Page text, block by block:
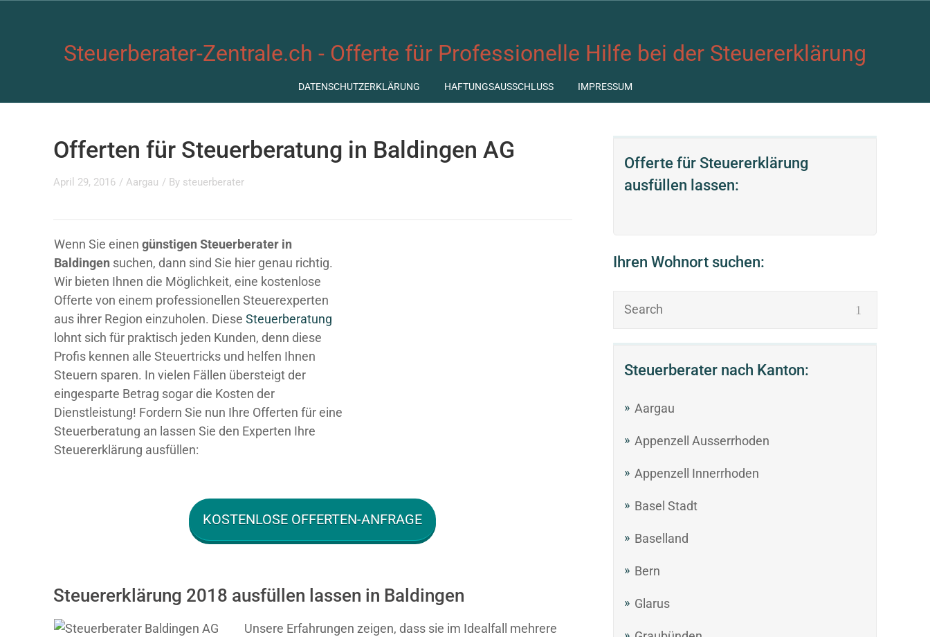
Steuerberater-Zentrale.ch - Offerte für Professionelle Hilfe bei der Steuererklärung
DATENSCHUTZERKLÄRUNG HAFTUNGSAUSSCHLUSS IMPRESSUM
Offerte für Steuererklärung
ausfüllen lassen:
Ihren Wohnort suchen:
Steuerberater nach Kanton:
Aargau
Appenzell Ausserrhoden
Appenzell Innerrhoden
Basel Stadt
Baselland
Bern
Glarus
Offerten für Steuerberatung in Baldingen AG
April 29, 2016 / Aargau / By steuerberater
Wenn Sie einen günstigen Steuerberater in
Baldingen suchen, dann sind Sie hier genau richtig.
Wir bieten Ihnen die Möglichkeit, eine kostenlose
Offerte von einem professionellen Steuerexperten
aus ihrer Region einzuholen. Diese Steuerberatung
lohnt sich für praktisch jeden Kunden, denn diese
Profis kennen alle Steuertricks und helfen Ihnen
Steuern sparen. In vielen Fällen übersteigt der
eingesparte Betrag sogar die Kosten der
Dienstleistung! Fordern Sie nun Ihre Offerten für eine
Steuerberatung an lassen Sie den Experten Ihre
Steuererklärung ausfüllen:
KOSTENLOSE OFFERTEN-ANFRAGE
Steuererklärung 2018 ausfüllen lassen in Baldingen
Unsere Erfahrungen zeigen, dass sie im Idealfall mehrere